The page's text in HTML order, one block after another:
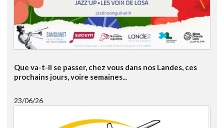
Que va-t-il se passer, chez vous dans nos Landes, ces
prochains jours, voire semaines...
23/06/26